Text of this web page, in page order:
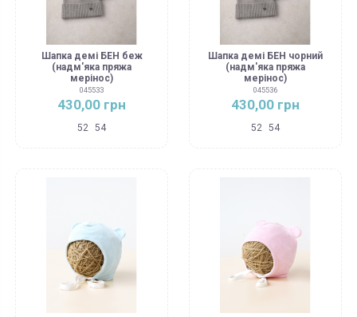
Шапка демі БЕН беж
(надм'яка пряжа
мерінос)
045533
430,00 грн
52 54
Шапка демі БЕН чорний
(надм'яка пряжа
мерінос)
045536
430,00 грн
52 54